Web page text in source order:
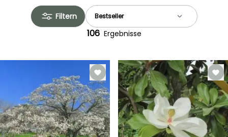
Filtern
106 Ergebnisse